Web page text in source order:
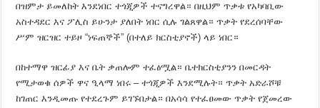
በዝምታ ይመለከት እንደነበር ተጎጂዎች ተናግረዋል። በዚህም ጥቃቱ የአካባቢው
አስተዳደር እና ፖሊስ ይሁንታ ያለበት ነበር ሲሉ ገልጸዋል። ጥቃት የደረሰባቸው
ሥም ዝርዝር ተይዞ “ነፍጠኞች” (በተለይ ክርስቲያኖች) ላይ ነበር።
በከተማዋ ዝርፊያ እና ቤት ቃጠሎም ተፈፅሟል። ቤተክርስቲያንን በመርዳት
የሚታወቁ ሰዎች ዋና ዒላማ ነበሩ – ተጎጂዎች እንደሚሉት። ጥቃት አድራሾቹ
ከገጠር እንዲመጡ የተደረጉም ይገኙበታል። በአሳሳ የተፈፀመው ጥቃት የጀመረው